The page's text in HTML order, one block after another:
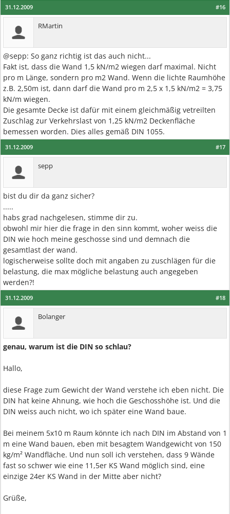
#16
31.12.2009
RMartin
@sepp: So ganz richtig ist das auch nicht...
Fakt ist, dass die Wand 1,5 kN/m2 wiegen darf maximal. Nicht
pro m Länge, sondern pro m2 Wand. Wenn die lichte Raumhöhe
z.B. 2,50m ist, dann darf die Wand pro m 2,5 x 1,5 kN/m2 = 3,75
kN/m wiegen.
Die gesamte Decke ist dafür mit einem gleichmäßig vetreilten
Zuschlag zur Verkehrslast von 1,25 kN/m2 Deckenfläche
bemessen worden. Dies alles gemäß DIN 1055.
#17
31.12.2009
sepp
bist du dir da ganz sicher?
.....
habs grad nachgelesen, stimme dir zu.
obwohl mir hier die frage in den sinn kommt, woher weiss die
DIN wie hoch meine geschosse sind und demnach die
gesamtlast der wand.
logischerweise sollte doch mit angaben zu zuschlägen für die
belastung, die max mögliche belastung auch angegeben
werden?!
#18
31.12.2009
Bolanger
genau, warum ist die DIN so schlau?
Hallo,
diese Frage zum Gewicht der Wand verstehe ich eben nicht. Die
DIN hat keine Ahnung, wie hoch die Geschosshöhe ist. Und die
DIN weiss auch nicht, wo ich später eine Wand baue.
Bei meinem 5x10 m Raum könnte ich nach DIN im Abstand von 1
m eine Wand bauen, eben mit besagtem Wandgewicht von 150
kg/m² Wandfläche. Und nun soll ich verstehen, dass 9 Wände
fast so schwer wie eine 11,5er KS Wand möglich sind, eine
einzige 24er KS Wand in der Mitte aber nicht?
Grüße,